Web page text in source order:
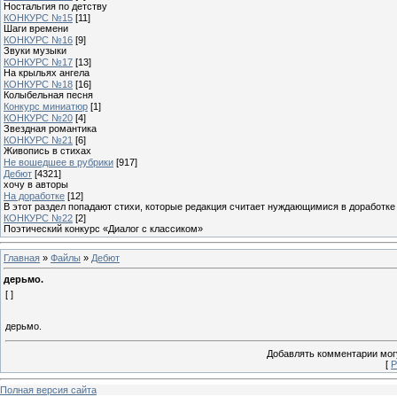
Ностальгия по детству
КОНКУРС №15 [11]
Шаги времени
КОНКУРС №16 [9]
Звуки музыки
КОНКУРС №17 [13]
На крыльях ангела
КОНКУРС №18 [16]
Колыбельная песня
Конкурс миниатюр [1]
КОНКУРС №20 [4]
Звездная романтика
КОНКУРС №21 [6]
Живопись в стихах
Не вошедшее в рубрики [917]
Дебют [4321]
хочу в авторы
На доработке [12]
В этот раздел попадают стихи, которые редакция считает нуждающимися в доработке
КОНКУРС №22 [2]
Поэтический конкурс «Диалог с классиком»
Главная » Файлы » Дебют
дерьмо.
[ ]
дерьмо.
Добавлять комментарии
[
Полная версия сайта